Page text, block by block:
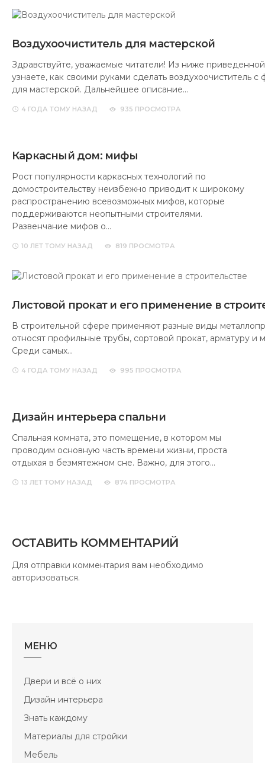
Воздухоочиститель для мастерской
Здравствуйте, уважаемые читатели! Из ниже приведенной
узнаете, как своими руками сделать воздухоочиститель с
для мастерской. Дальнейшее описание…
4 ГОДА ТОМУ НАЗАД 935 ПРОСМОТРА
Каркасный дом: мифы
Рост популярности каркасных технологий по
домостроительству неизбежно приводит к широкому
распространению всевозможных мифов, которые
поддерживаются неопытными строителями.
Развенчание мифов о…
10 ЛЕТ ТОМУ НАЗАД 819 ПРОСМОТРА
Листовой прокат и его применение в
В строительной сфере применяют разные виды
относят профильные трубы, сортовой прокат, арматуру и
Среди самых…
4 ГОДА ТОМУ НАЗАД 995 ПРОСМОТРА
Дизайн интерьера спальни
Спальная комната, это помещение, в котором мы
проводим основную часть времени жизни, проста
отдыхая в безмятежном сне. Важно, для этого…
13 ЛЕТ ТОМУ НАЗАД 874 ПРОСМОТРА
ОСТАВИТЬ КОММЕНТАРИЙ
Для отправки комментария вам необходимо
авторизоваться.
МЕНЮ
Двери и всё о них
Дизайн интерьера
Знать каждому
Материалы для стройки
Мебель